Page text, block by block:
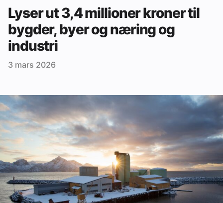
Om Byggfakta
Annonsere
Tips oss
Ledige stillinger
eBlad
Aktivitetskalender
Lyser ut 3,4 millioner kroner til
bygder, byer og næring og
industri
3 mars 2026